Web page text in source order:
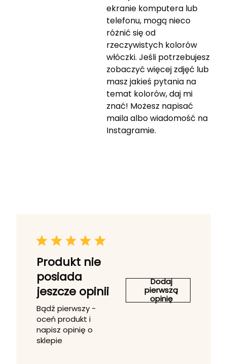
ekranie komputera lub
telefonu, mogą nieco
różnić się od
rzeczywistych kolorów
włóczki. Jeśli potrzebujesz
zobaczyć więcej zdjęć lub
masz jakieś pytania na
temat kolorów, daj mi
znać! Możesz napisać
maila albo wiadomość na
Instagramie.
Produkt nie
posiada
jeszcze opinii
Bądź pierwszy -
oceń produkt i
napisz opinię o
sklepie
Dodaj
pierwszą
opinię